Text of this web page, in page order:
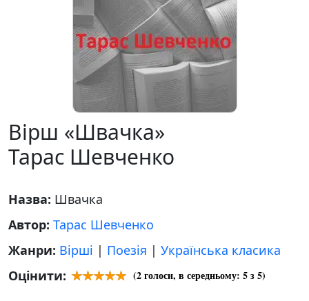
Вірш «Швачка»
Тарас Шевченко
Назва: Швачка
Автор: Тарас Шевченко
Жанри: Вірші | Поезія | Українська класика
Оцінити:
(2голоси, в середньому: 5з 5)